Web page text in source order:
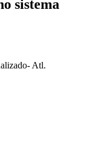
sistema
- Atl.